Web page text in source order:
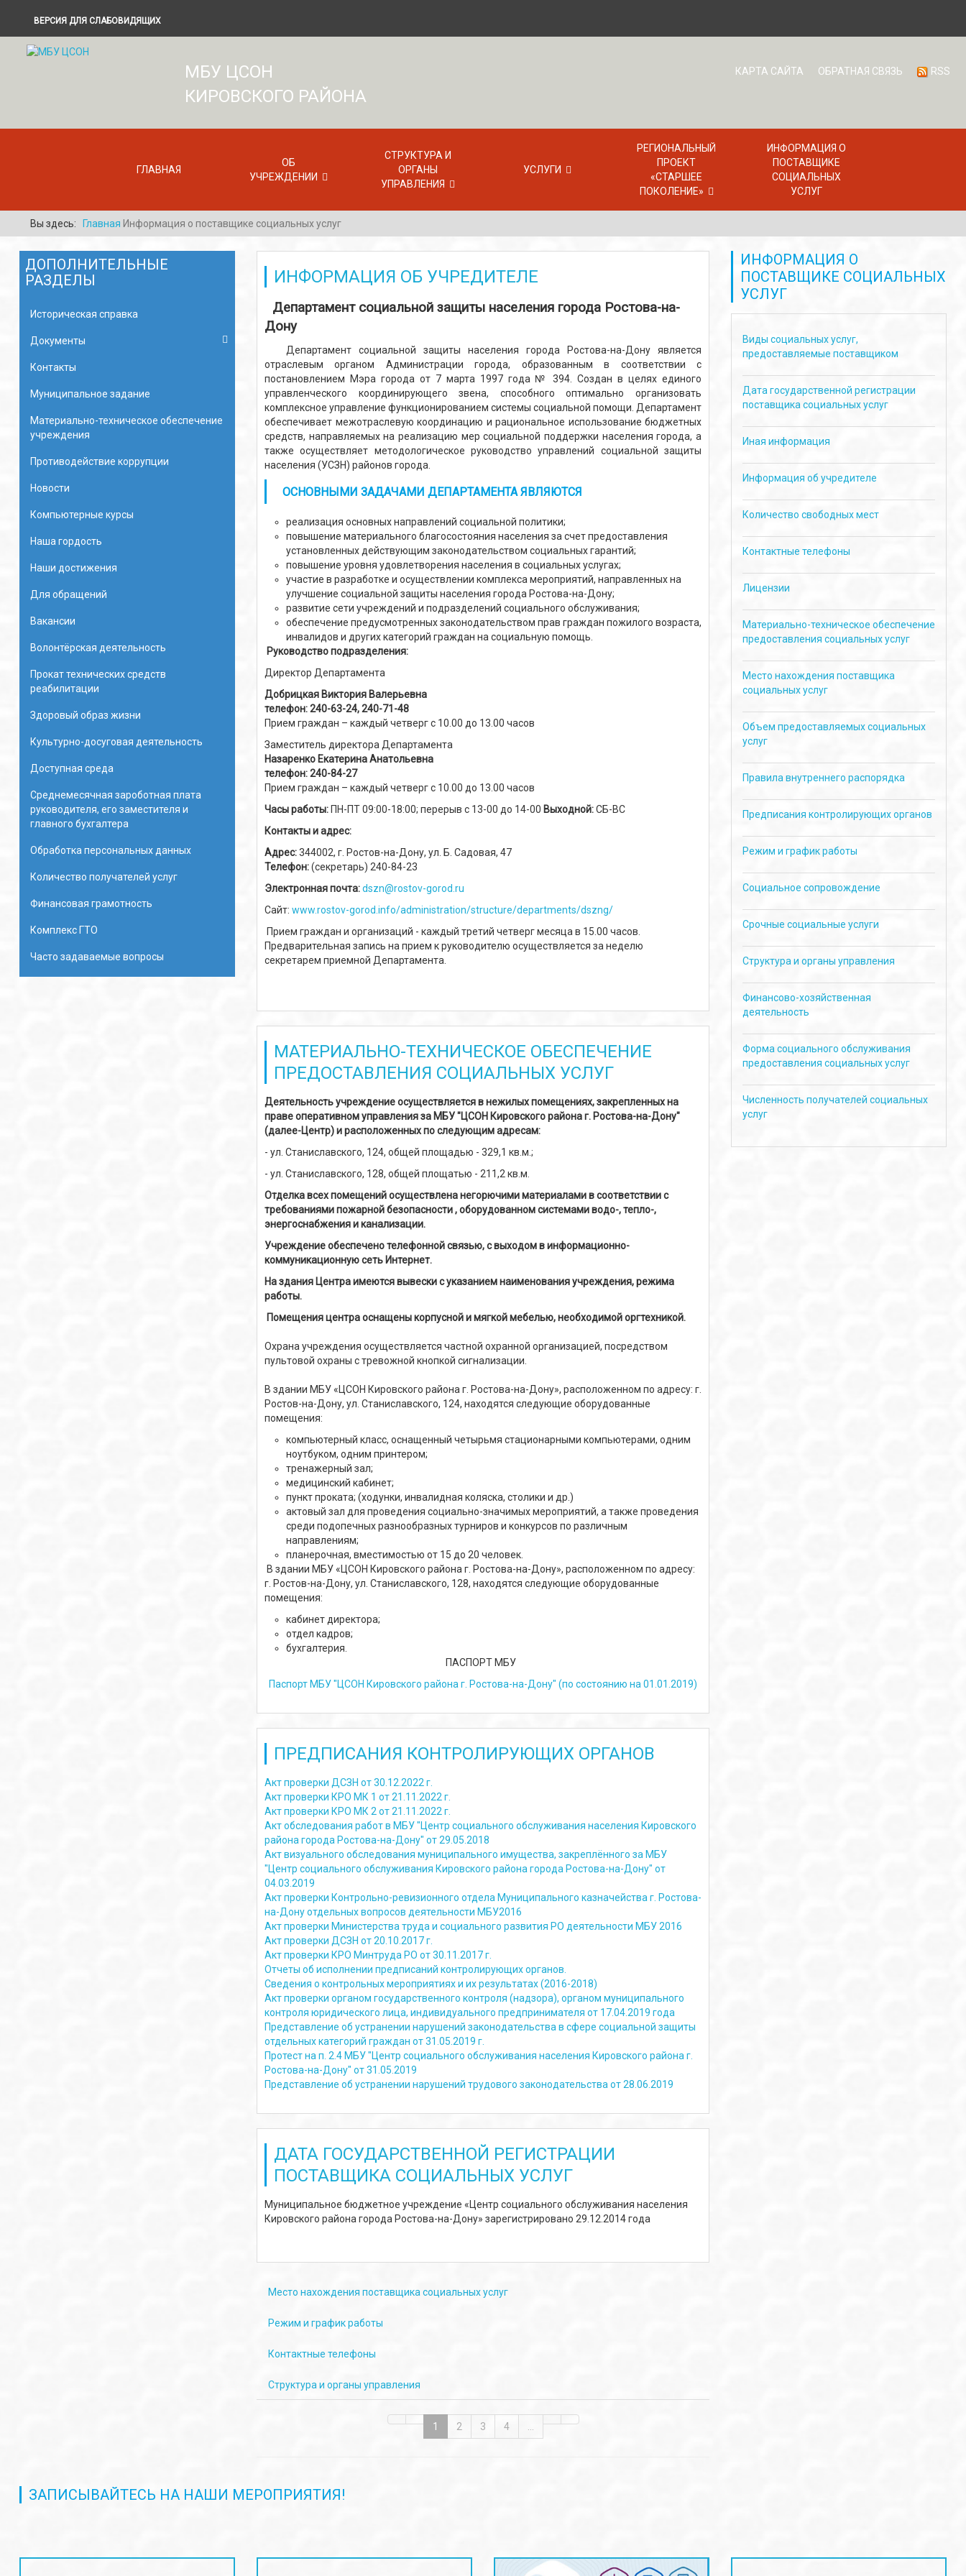
ВЕРСИЯ ДЛЯ СЛАБОВИДЯЩИХ
МБУ ЦСОН
КИРОВСКОГО РАЙОНА
RSS
КАРТА САЙТА ОБРАТНАЯ СВЯЗЬ
ГЛАВНАЯ
ОБ
УЧРЕЖДЕНИИ
СТРУКТУРА И
ОРГАНЫ
УПРАВЛЕНИЯ
УСЛУГИ
РЕГИОНАЛЬНЫЙ
ПРОЕКТ
«СТАРШЕЕ
ПОКОЛЕНИЕ»
ИНФОРМАЦИЯ О
ПОСТАВЩИКЕ
СОЦИАЛЬНЫХ
УСЛУГ
Вы здесь: Главная Информация о поставщике социальных услуг
ДОПОЛНИТЕЛЬНЫЕ
РАЗДЕЛЫ
Историческая справка
Документы
Контакты
Муниципальное задание
Материально-техническое обеспечение
учреждения
Противодействие коррупции
Новости
Компьютерные курсы
Наша гордость
Наши достижения
Для обращений
Вакансии
Волонтёрская деятельность
Прокат технических средств
реабилитации
Здоровый образ жизни
Культурно-досуговая деятельность
Доступная среда
Среднемесячная зароботная плата
руководителя, его заместителя и
главного бухгалтера
Обработка персональных данных
Количество получателей услуг
Финансовая грамотность
Комплекс ГТО
Часто задаваемые вопросы
ИНФОРМАЦИЯ ОБ УЧРЕДИТЕЛЕ
Департамент социальной защиты населения города Ростова-на-
Дону
Департамент социальной защиты населения города Ростова-на-Дону является
отраслевым органом Администрации города, образованным в соответствии с
постановлением Мэра города от 7 марта 1997 года № 394. Создан в целях единого
управленческого координирующего звена, способного оптимально организовать
комплексное управление функционированием системы социальной помощи. Департамент
обеспечивает межотраслевую координацию и рациональное использование бюджетных
средств, направляемых на реализацию мер социальной поддержки населения города, а
также осуществляет методологическое руководство управлений социальной защиты
населения (УСЗН) районов города.
ОСНОВНЫМИ ЗАДАЧАМИ ДЕПАРТАМЕНТА ЯВЛЯЮТСЯ
реализация основных направлений социальной политики;
повышение материального благосостояния населения за счет предоставления
установленных действующим законодательством социальных гарантий;
повышение уровня удовлетворения населения в социальных услугах;
участие в разработке и осуществлении комплекса мероприятий, направленных на
улучшение социальной защиты населения города Ростова-на-Дону;
развитие сети учреждений и подразделений социального обслуживания;
обеспечение предусмотренных законодательством прав граждан пожилого возраста,
инвалидов и других категорий граждан на социальную помощь.
Руководство подразделения:
Директор Департамента
Добрицкая Виктория Валерьевна
телефон: 240-63-24, 240-71-48
Прием граждан – каждый четверг с 10.00 до 13.00 часов
Заместитель директора Департамента
Назаренко Екатерина Анатольевна
телефон: 240-84-27
Прием граждан – каждый четверг с 10.00 до 13.00 часов
Часы работы: ПН-ПТ 09:00-18:00; перерыв с 13-00 до 14-00 Выходной:СБ-ВC
Контакты и адрес:
Адрес:344002, г. Ростов-на-Дону, ул. Б. Садовая, 47
Телефон:(секретарь) 240-84-23
Электронная почта:dszn@rostov-gorod.ru
Сайт: www.rostov-gorod.info/administration/structure/departments/dszng/
Прием граждан и организаций - каждый третий четверг месяца в 15.00 часов.
Предварительная запись на прием к руководителю осуществляется за неделю
секретарем приемной Департамента.
МАТЕРИАЛЬНО-ТЕХНИЧЕСКОЕ ОБЕСПЕЧЕНИЕ
ПРЕДОСТАВЛЕНИЯ СОЦИАЛЬНЫХ УСЛУГ
Деятельность учреждение осуществляется в нежилых помещениях, закрепленных на
праве оперативном управления за МБУ "ЦСОН Кировского района г. Ростова-на-Дону"
(далее-Центр) и расположенных по следующим адресам:
- ул. Станиславского, 124, общей площадью - 329,1 кв.м.;
- ул. Станиславского, 128, общей площатью - 211,2 кв.м.
Отделка всех помещений осуществлена негорючими материалами в соответствии с
требованиями пожарной безопасности , оборудованном системами водо-, тепло-,
энергоснабжения и канализации.
Учреждение обеспечено телефонной связью, с выходом в информационно-
коммуникационную сеть Интернет.
На здания Центра имеются вывески с указанием наименования учреждения, режима
работы.
Помещения центра оснащены корпусной и мягкой мебелью, необходимой оргтехникой.
Охрана учреждения осуществляется частной охранной организацией, посредством
пультовой охраны с тревожной кнопкой сигнализации.
В здании МБУ «ЦСОН Кировского района г. Ростова-на-Дону», расположенном по адресу: г.
Ростов-на-Дону, ул. Станиславского, 124, находятся следующие оборудованные
помещения:
компьютерный класс, оснащенный четырьмя стационарными компьютерами, одним
ноутбуком, одним принтером;
тренажерный зал;
медицинский кабинет;
пункт проката; (ходунки, инвалидная коляска, столики и др.)
актовый зал для проведения социально-значимых мероприятий, а также проведения
среди подопечных разнообразных турниров и конкурсов по различным
направлениям;
планерочная, вместимостью от 15 до 20 человек.
В здании МБУ «ЦСОН Кировского района г. Ростова-на-Дону», расположенном по адресу:
г. Ростов-на-Дону, ул. Станиславского, 128, находятся следующие оборудованные
помещения:
кабинет директора;
отдел кадров;
бухгалтерия.
ПАСПОРТ МБУ
Паспорт МБУ "ЦСОН Кировского района г. Ростова-на-Дону" (по состоянию на 01.01.2019)
ПРЕДПИСАНИЯ КОНТРОЛИРУЮЩИХ ОРГАНОВ
Акт проверки ДСЗН от 30.12.2022 г.
Акт проверки КРО МК 1 от 21.11.2022 г.
Акт проверки КРО МК 2 от 21.11.2022 г.
Акт обследования работ в МБУ "Центр социального обслуживания населения Кировского
района города Ростова-на-Дону" от 29.05.2018
Акт визуального обследования муниципального имущества, закреплённого за МБУ
"Центр социального обслуживания Кировского района города Ростова-на-Дону" от
04.03.2019
Акт проверки Контрольно-ревизионного отдела Муниципального казначейства г. Ростова-
на-Дону отдельных вопросов деятельности МБУ2016
Акт проверки Министерства труда и социального развития РО деятельности МБУ 2016
Акт проверки ДСЗН от 20.10.2017 г.
Акт проверки КРО Минтруда РО от 30.11.2017 г.
Отчеты об исполнении предписаний контролирующих органов.
Сведения о контрольных мероприятиях и их результатах (2016-2018)
Акт проверки органом государственного контроля (надзора), органом муниципального
контроля юридического лица, индивидуального предпринимателя от 17.04.2019 года
Представление об устранении нарушений законодательства в сфере социальной защиты
отдельных категорий граждан от 31.05.2019 г.
Протест на п. 2.4 МБУ "Центр социального обслуживания населения Кировского района г.
Ростова-на-Дону" от 31.05.2019
Представление об устранении нарушений трудового законодательства от 28.06.2019
ДАТА ГОСУДАРСТВЕННОЙ РЕГИСТРАЦИИ
ПОСТАВЩИКА СОЦИАЛЬНЫХ УСЛУГ
Муниципальное бюджетное учреждение «Центр социального обслуживания населения
Кировского района города Ростова-на-Дону» зарегистрировано 29.12.2014 года
Место нахождения поставщика социальных услуг
Режим и график работы
Контактные телефоны
Структура и органы управления
1 2 3 4
ИНФОРМАЦИЯ О
ПОСТАВЩИКЕ СОЦИАЛЬНЫХ
УСЛУГ
Виды социальных услуг,
предоставляемые поставщиком
Дата государственной регистрации
поставщика социальных услуг
Иная информация
Информация об учредителе
Количество свободных мест
Контактные телефоны
Лицензии
Материально-техническое обеспечение
предоставления социальных услуг
Место нахождения поставщика
социальных услуг
Объем предоставляемых социальных
услуг
Правила внутреннего распорядка
Предписания контролирующих органов
Режим и график работы
Социальное сопровождение
Срочные социальные услуги
Структура и органы управления
Финансово-хозяйственная
деятельность
Форма социального обслуживания
предоставления социальных услуг
Численность получателей социальных
услуг
ЗАПИСЫВАЙТЕСЬ НА НАШИ МЕРОПРИЯТИЯ!